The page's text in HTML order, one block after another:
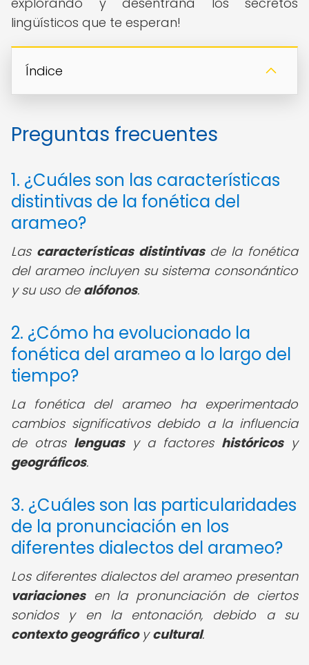
lingüísticos que te esperan!
Índice
Preguntas frecuentes
1. ¿Cuáles son las características
distintivas de la fonética del
arameo?
Las características distintivasde la fonética
del arameo incluyen su sistema consonántico
y su uso de alófonos.
2. ¿Cómo ha evolucionado la
fonética del arameo a lo largo del
tiempo?
La fonética del arameo ha experimentado
cambios significativos debido a la influencia
de otras lenguasy a factores históricosy
geográficos.
3. ¿Cuáles son las particularidades
de la pronunciación en los
diferentes dialectos del arameo?
Los diferentes dialectos del arameo presentan
variacionesen la pronunciación de ciertos
sonidos y en la entonación, debido a su
contexto geográficoycultural.